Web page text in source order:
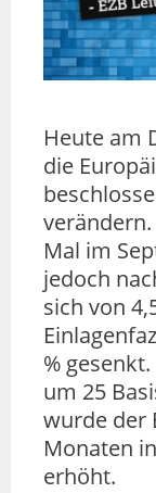
Heute am
die
Mal im
jedoch
sich von
%
um 25
wurde der
Monaten
erhöht.